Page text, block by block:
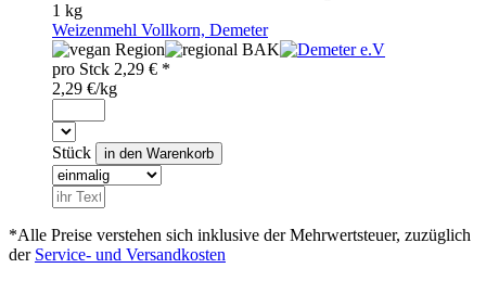
1 kg
Weizenmehl Vollkorn, Demeter
Region
BAK
pro Stck 2,29 € *
2,29 €/kg
Stück
*Alle Preise verstehen sich inklusive der Mehrwertsteuer, zuzüglich
der Service- und Versandkosten